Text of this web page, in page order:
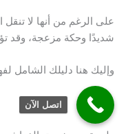
على الرغم من أنها لا تنقل
شديدًا وحكة مزعجة، وقد
وإليك هنا دليلك الشامل
اتصل الآن